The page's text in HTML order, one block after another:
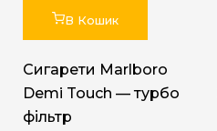
В Кошик
Сигарети Marlboro
Demi Touch — турбо
фільтр